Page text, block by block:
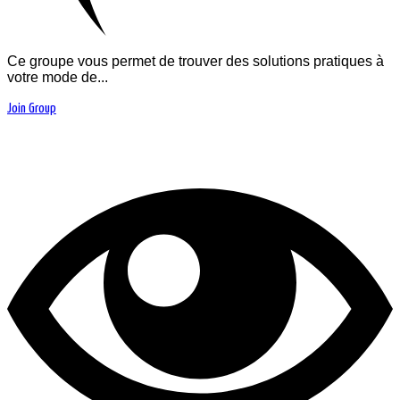
Ce groupe vous permet de trouver des solutions pratiques à
votre mode de...
Join Group